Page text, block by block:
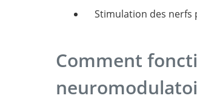
Stimulation des nerfs
Comment